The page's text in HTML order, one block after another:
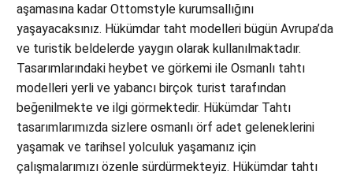
aşamasına kadar Ottomstyle kurumsallığını
yaşayacaksınız. Hükümdar taht modelleri bügün Avrupa’da
ve turistik beldelerde yaygın olarak kullanılmaktadır.
Tasarımlarındaki heybet ve görkemi ile Osmanlı tahtı
modelleri yerli ve yabancı birçok turist tarafından
beğenilmekte ve ilgi görmektedir. Hükümdar Tahtı
tasarımlarımızda sizlere osmanlı örf adet geleneklerini
yaşamak ve tarihsel yolculuk yaşamanız için
çalışmalarımızı özenle sürdürmekteyiz. Hükümdar tahtı